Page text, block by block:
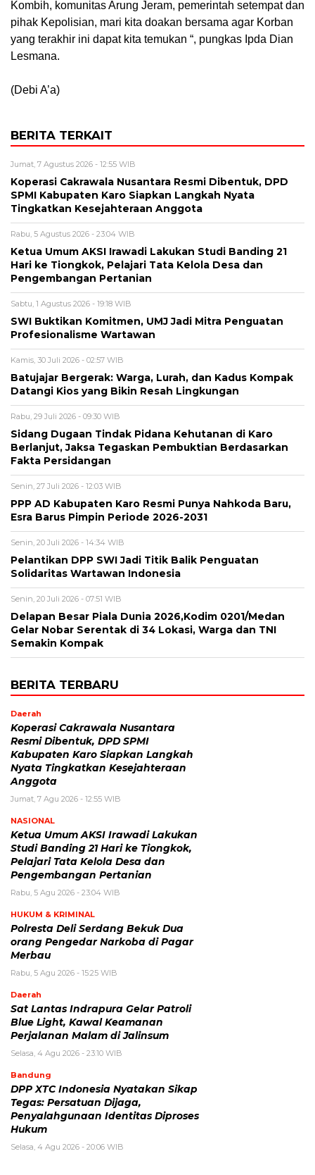
Kombih, komunitas Arung Jeram, pemerintah setempat dan
pihak Kepolisian, mari kita doakan bersama agar Korban
yang terakhir ini dapat kita temukan “, pungkas Ipda Dian
Lesmana.
(Debi A’a)
BERITA TERKAIT
Jumat, 7 Agustus 2026 - 12:55 WIB
Koperasi Cakrawala Nusantara Resmi Dibentuk, DPD
SPMI Kabupaten Karo Siapkan Langkah Nyata
Tingkatkan Kesejahteraan Anggota
Rabu, 5 Agustus 2026 - 23:04 WIB
Ketua Umum AKSI Irawadi Lakukan Studi Banding 21
Hari ke Tiongkok, Pelajari Tata Kelola Desa dan
Pengembangan Pertanian
Sabtu, 1 Agustus 2026 - 19:18 WIB
SWI Buktikan Komitmen, UMJ Jadi Mitra Penguatan
Profesionalisme Wartawan
Kamis, 30 Juli 2026 - 02:57 WIB
Batujajar Bergerak: Warga, Lurah, dan Kadus Kompak
Datangi Kios yang Bikin Resah Lingkungan
Rabu, 29 Juli 2026 - 09:30 WIB
Sidang Dugaan Tindak Pidana Kehutanan di Karo
Berlanjut, Jaksa Tegaskan Pembuktian Berdasarkan
Fakta Persidangan
Senin, 27 Juli 2026 - 12:03 WIB
PPP AD Kabupaten Karo Resmi Punya Nahkoda Baru,
Esra Barus Pimpin Periode 2026-2031
Senin, 20 Juli 2026 - 14:34 WIB
Pelantikan DPP SWI Jadi Titik Balik Penguatan
Solidaritas Wartawan Indonesia
Senin, 20 Juli 2026 - 07:51 WIB
Delapan Besar Piala Dunia 2026,Kodim 0201/Medan
Gelar Nobar Serentak di 34 Lokasi, Warga dan TNI
Semakin Kompak
BERITA TERBARU
Daerah
Koperasi Cakrawala Nusantara
Resmi Dibentuk, DPD SPMI
Kabupaten Karo Siapkan Langkah
Nyata Tingkatkan Kesejahteraan
Anggota
Jumat, 7 Agu 2026 - 12:55 WIB
NASIONAL
Ketua Umum AKSI Irawadi Lakukan
Studi Banding 21 Hari ke Tiongkok,
Pelajari Tata Kelola Desa dan
Pengembangan Pertanian
Rabu, 5 Agu 2026 - 23:04 WIB
HUKUM & KRIMINAL
Polresta Deli Serdang Bekuk Dua
orang Pengedar Narkoba di Pagar
Merbau
Rabu, 5 Agu 2026 - 15:25 WIB
Daerah
Sat Lantas Indrapura Gelar Patroli
Blue Light, Kawal Keamanan
Perjalanan Malam di Jalinsum
Selasa, 4 Agu 2026 - 23:10 WIB
Bandung
DPP XTC Indonesia Nyatakan Sikap
Tegas: Persatuan Dijaga,
Penyalahgunaan Identitas Diproses
Hukum
Selasa, 4 Agu 2026 - 20:06 WIB